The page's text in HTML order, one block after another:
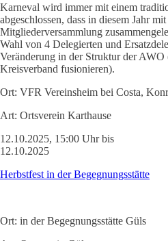
Karneval wird immer mit einem
abgeschlossen, dass in diesem Jahr
Mitgliederversammlung
Wahl von 4 Delegierten und
Veränderung in der Struktur der
Kreisverband fusionieren).
Ort: VFR Vereinsheim bei Costa,
Art: Ortsverein Karthause
12.10.2025, 15:00 Uhr bis
12.10.2025
Herbstfest in der Begegnungsstätte
Ort: in der Begegnungsstätte Güls